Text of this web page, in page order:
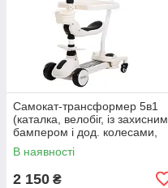
Самокат-трансформер 5в1
(каталка, велобіг, із захисним
бампером і дод. колесами,
музика, підсвітка) арт. JR3-
167-5BC-B
В наявності
2 150 ₴